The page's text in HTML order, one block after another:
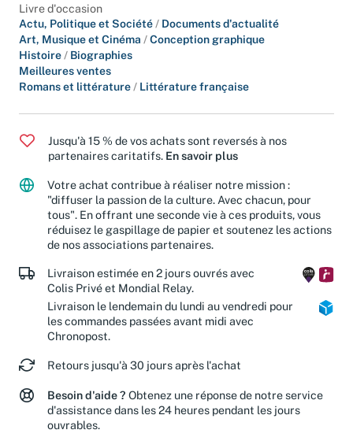
Livre d'occasion
Actu, Politique et Société / Documents d'actualité
Art, Musique et Cinéma /Conception graphique
Histoire / Biographies
Meilleures ventes
Romans et littérature / Littérature française
Jusqu'à 15 % de vos achats sont reversés à nos
partenaires caritatifs. En savoir plus
Votre achat contribue à réaliser notre mission :
"diffuser la passion de la culture. Avec chacun, pour
tous". En offrant une seconde vie à ces produits, vous
réduisez le gaspillage de papier et soutenez les actions
de nos associations partenaires.
Livraison estimée en 2 jours ouvrés avec
Colis Privé et Mondial Relay.
Livraison le lendemain du lundi au vendredi pour
les commandes passées avant midi avec
Chronopost.
Retours jusqu'à 30 jours après l'achat
Besoin d'aide ? Obtenez une réponse de notre service
d'assistance dans les 24 heures pendant les jours
ouvrables.